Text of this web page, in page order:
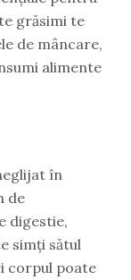
grăsimi te
de mâncare,
alimente
în
de
digestie,
simți sătul
corpul poate